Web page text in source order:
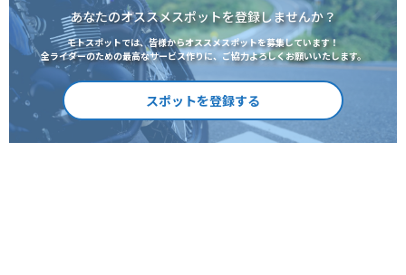
あなたのオススメスポットを登録しませんか？
モトスポットでは、皆様からオススメスポットを募集しています！
全ライダーのための最高なサービス作りに、ご協力よろしくお願いいたします。
スポットを登録する